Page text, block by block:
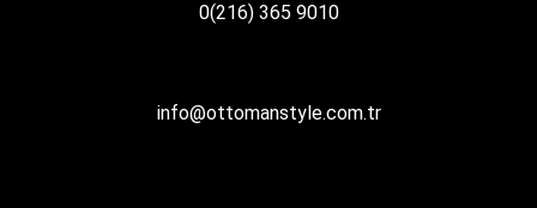
0(216) 365 9010
info@ottomanstyle.com.tr